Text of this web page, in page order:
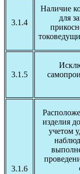
3.1.4
Наличие
для
3.1.5
3.1.6
изделия
учетом